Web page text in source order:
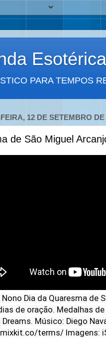
Esotérica
PARA TEMPOS
12 DE SETEMBRO DE
de São Miguel
Dia da Quaresma de
de oração. Medalhas
Músico: Diego
terms/ Imagens: